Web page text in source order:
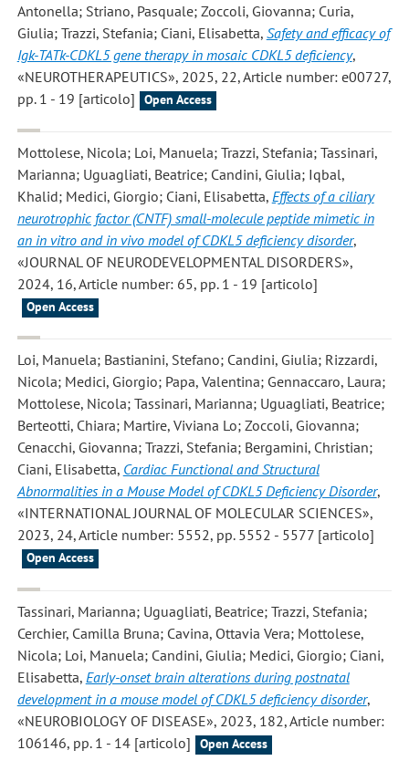
Antonella; Striano, Pasquale; Zoccoli, Giovanna; Curia,
Giulia; Trazzi, Stefania; Ciani, Elisabetta, Safety and efficacy of
Igk-TATk-CDKL5 gene therapy in mosaic CDKL5 deficiency,
«NEUROTHERAPEUTICS», 2025, 22, Article number: e00727,
pp. 1 - 19 [articolo]
Open Access
Mottolese, Nicola; Loi, Manuela; Trazzi, Stefania; Tassinari,
Marianna; Uguagliati, Beatrice; Candini, Giulia; Iqbal,
Khalid; Medici, Giorgio; Ciani, Elisabetta, Effects of a ciliary
neurotrophic factor (CNTF) small-molecule peptide mimetic in
an in vitro and in vivo model of CDKL5 deficiency disorder,
«JOURNAL OF NEURODEVELOPMENTAL DISORDERS»,
2024, 16, Article number: 65, pp. 1 - 19 [articolo]
Open Access
Loi, Manuela; Bastianini, Stefano; Candini, Giulia; Rizzardi,
Nicola; Medici, Giorgio; Papa, Valentina; Gennaccaro, Laura;
Mottolese, Nicola; Tassinari, Marianna; Uguagliati, Beatrice;
Berteotti, Chiara; Martire, Viviana Lo; Zoccoli, Giovanna;
Cenacchi, Giovanna; Trazzi, Stefania; Bergamini, Christian;
Ciani, Elisabetta, Cardiac Functional and Structural
Abnormalities in a Mouse Model of CDKL5 Deficiency Disorder,
«INTERNATIONAL JOURNAL OF MOLECULAR SCIENCES»,
2023, 24, Article number: 5552, pp. 5552 - 5577 [articolo]
Open Access
Tassinari, Marianna; Uguagliati, Beatrice; Trazzi, Stefania;
Cerchier, Camilla Bruna; Cavina, Ottavia Vera; Mottolese,
Nicola; Loi, Manuela; Candini, Giulia; Medici, Giorgio; Ciani,
Elisabetta, Early-onset brain alterations during postnatal
development in a mouse model of CDKL5 deficiency disorder,
«NEUROBIOLOGY OF DISEASE», 2023, 182, Article number:
106146, pp. 1 - 14 [articolo]
Open Access